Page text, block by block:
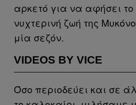
αρκετό για να αφήσει το
νυχτερινή ζωή της
μία σεζόν.
VIDEOS BY VICE
Όσο περιοδεύει και σε